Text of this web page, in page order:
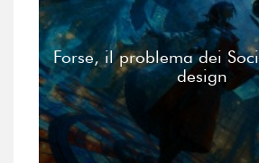
Forse, il problema dei
design